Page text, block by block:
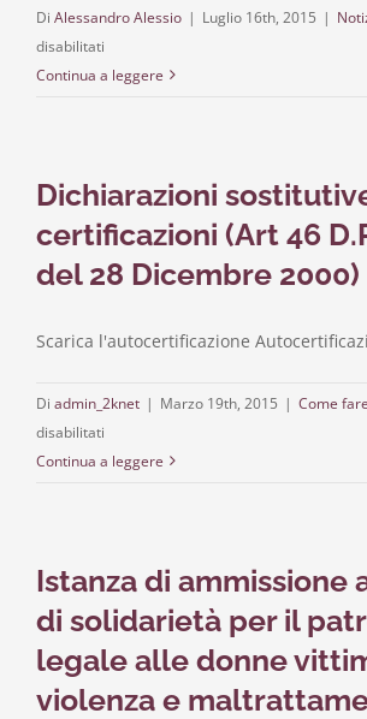
Di Alessandro Alessio | Luglio 16th, 2015 |
disabilitati
Nuovo
codice
note
a
lettura.
Continua a leggere
Dichiarazioni
certificazioni (Art 46
del 28 Dicembre 2000)
Scarica l'autocertificazione
Di admin_2knet | Marzo 19th, 2015 | Come
disabilitati
Dichiarazioni
(Art
46
D.P.R.
445
del
Continua a leggere
Istanza di ammissione
di solidarietà per il
legale alle donne
violenza e